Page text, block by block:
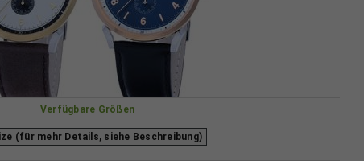
Verfügbare Größen
(für mehr Details, siehe Beschreibung)